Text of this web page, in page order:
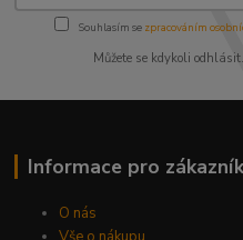
Souhlasím se zpracováním
Můžete se kdykoli
Informace pro
O nás